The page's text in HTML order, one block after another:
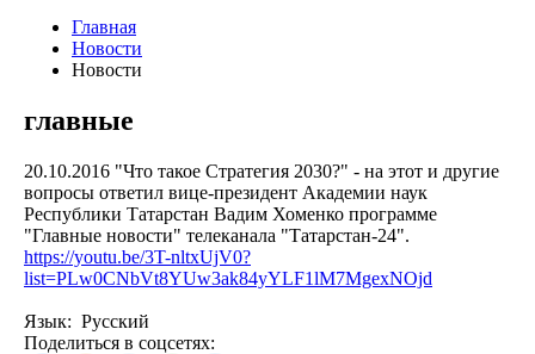
Главная
Новости
Новости
главные
20.10.2016 "Что такое Стратегия 2030?" - на этот и другие
вопросы ответил вице-президент Академии наук
Республики Татарстан Вадим Хоменко программе
"Главные новости" телеканала "Татарстан-24".
https://youtu.be/3T-nltxUjV0?
list=PLw0CNbVt8YUw3ak84yYLF1lM7MgexNOjd
Язык: Русский
Поделиться в соцсетях: